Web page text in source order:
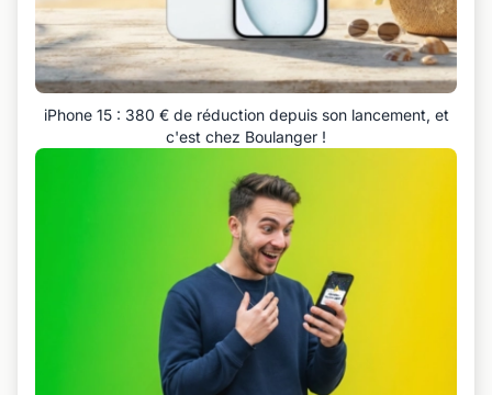
iPhone 15 : 380 € de réduction depuis son lancement, et
c'est chez Boulanger !